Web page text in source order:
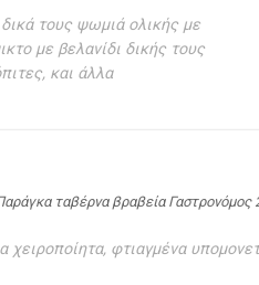
τους ψωμιά ολικής με
με βελανίδι δικής τους
και άλλα
χειροποίητα, φτιαγμένα